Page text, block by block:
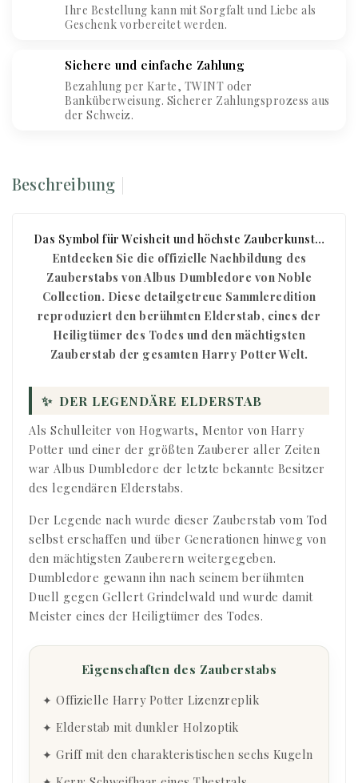
Ihre Bestellung kann mit Sorgfalt und Liebe als
Geschenk vorbereitet werden.
Sichere und einfache Zahlung
Bezahlung per Karte, TWINT oder
Banküberweisung. Sicherer Zahlungsprozess aus
der Schweiz.
Beschreibung
Das Symbol für Weisheit und höchste Zauberkunst…
Entdecken Sie die offizielle Nachbildung des
Zauberstabs von Albus Dumbledore von Noble
Collection. Diese detailgetreue Sammleredition
reproduziert den berühmten Elderstab, eines der
Heiligtümer des Todes und den mächtigsten
Zauberstab der gesamten Harry Potter Welt.
✨ DER LEGENDÄRE ELDERSTAB
Als Schulleiter von Hogwarts, Mentor von Harry
Potter und einer der größten Zauberer aller Zeiten
war Albus Dumbledore der letzte bekannte Besitzer
des legendären Elderstabs.
Der Legende nach wurde dieser Zauberstab vom Tod
selbst erschaffen und über Generationen hinweg von
den mächtigsten Zauberern weitergegeben.
Dumbledore gewann ihn nach seinem berühmten
Duell gegen Gellert Grindelwald und wurde damit
Meister eines der Heiligtümer des Todes.
Eigenschaften des Zauberstabs
✦ Offizielle Harry Potter Lizenzreplik
✦ Elderstab mit dunkler Holzoptik
✦ Griff mit den charakteristischen sechs Kugeln